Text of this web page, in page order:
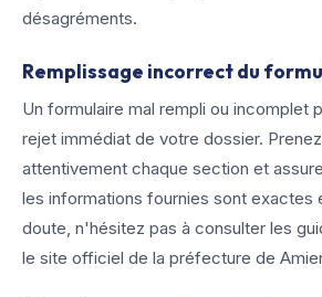
désagréments.
Remplissage incorrect du
Un formulaire mal rempli ou incomplet
rejet immédiat de votre dossier.
attentivement chaque section et
les informations fournies sont exactes
doute, n'hésitez pas à consulter les
le site officiel de la préfecture de